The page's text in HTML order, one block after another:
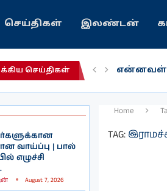
செய்திகள் இலண்டன்
செய்திகள்
என்னவள்!
வாய்ப்பு | பால்
எழுச்சி
August 7, 2026
Home
TAG: